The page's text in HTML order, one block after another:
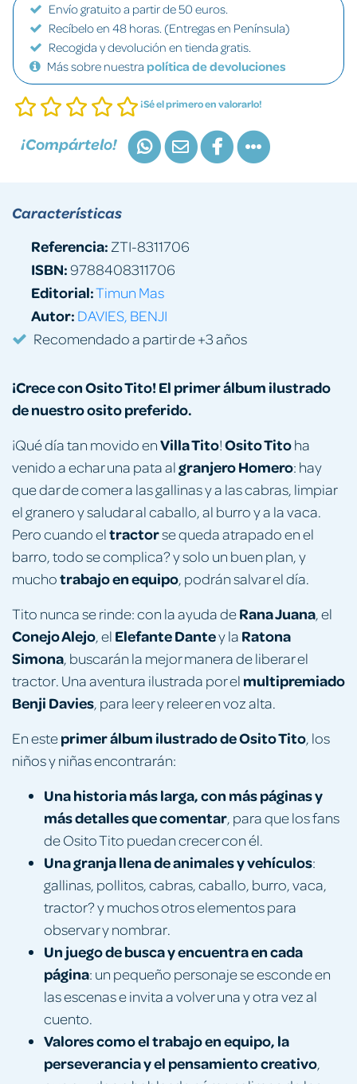
Envío gratuito a partir de 50 euros.
Recíbelo en 48 horas. (Entregas en Península)
Recogida y devolución en tienda gratis.
Más sobre nuestra política de devoluciones
¡Sé el primero en valorarlo!
¡Compártelo!
¡Crece con Osito Tito! El primer álbum ilustrado
de nuestro osito preferido.
¡Qué día tan movido enVilla Tito!Osito Titoha
venido a echar una pata algranjero Homero: hay
que dar de comer a las gallinas y a las cabras, limpiar
el granero y saludar al caballo, al burro y a la vaca.
Pero cuando eltractorse queda atrapado en el
barro, todo se complica? y solo un buen plan, y
muchotrabajo en equipo, podrán salvar el día.
Tito nunca se rinde: con la ayuda deRana Juana, el
Conejo Alejo, el Elefante Dantey la Ratona
Simona, buscarán la mejor manera de liberar el
tractor. Una aventura ilustrada por el multipremiado
Benji Davies, para leer y releer en voz alta.
En esteprimer álbum ilustrado de Osito Tito, los
niños y niñas encontrarán:
Una historia más larga, con más páginas y
más detalles que comentar, para que los fans
de Osito Tito puedan crecer con él.
Una granja llena de animales y vehículos:
gallinas, pollitos, cabras, caballo, burro, vaca,
tractor? y muchos otros elementos para
observar y nombrar.
Un juego de busca y encuentra en cada
página: un pequeño personaje se esconde en
las escenas e invita a volver una y otra vez al
cuento.
Valores como el trabajo en equipo, la
perseverancia y el pensamiento creativo,
Características
Referencia: ZTI-8311706
ISBN:9788408311706
Editorial:Timun Mas
Autor: DAVIES, BENJI
Recomendado a partir de +3 años